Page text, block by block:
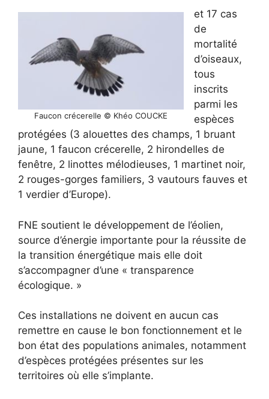
Faucon crécerelle © Khéo COUCKE
et 17 cas
de
mortalité
d’oiseaux,
tous
inscrits
parmi les
espèces
protégées (3 alouettes des champs, 1 bruant
jaune, 1 faucon crécerelle, 2 hirondelles de
fenêtre, 2 linottes mélodieuses, 1 martinet noir,
2 rouges-gorges familiers, 3 vautours fauves et
1 verdier d’Europe).
FNE soutient le développement de l’éolien,
source d’énergie importante pour la réussite de
la transition énergétique mais elle doit
s’accompagner d’une « transparence
écologique. »
Ces installations ne doivent en aucun cas
remettre en cause le bon fonctionnement et le
bon état des populations animales, notamment
d’espèces protégées présentes sur les
territoires où elle s’implante.